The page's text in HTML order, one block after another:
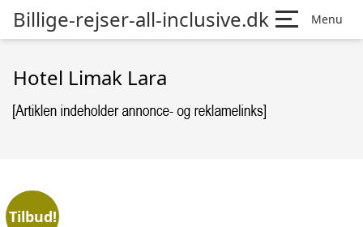
Billige-rejser-all-inclusive.dk Menu
Hotel Limak Lara
Tilbud!